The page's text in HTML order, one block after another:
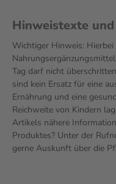
Hinweistexte
Wichtiger Hinweis:
Tag darf nicht
sind kein Ersatz für eine
Ernährung und eine
Reichweite von Kindern
Artikels nähere
Produktes? Unter der
gerne Auskunft über die